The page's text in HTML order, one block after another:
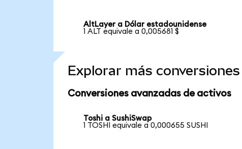
AltLayer a Dólar estadounidense
1 ALT equivale a 0,005681 $
Explorar más conversiones
Conversiones avanzadas de activos
Toshi a SushiSwap
1 TOSHI equivale a 0,000655 SUSHI